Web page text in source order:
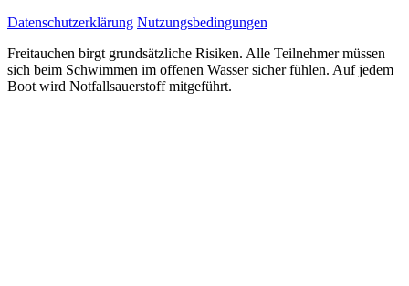
Datenschutzerklärung Nutzungsbedingungen
Freitauchen birgt grundsätzliche Risiken. Alle Teilnehmer müssen
sich beim Schwimmen im offenen Wasser sicher fühlen. Auf jedem
Boot wird Notfallsauerstoff mitgeführt.